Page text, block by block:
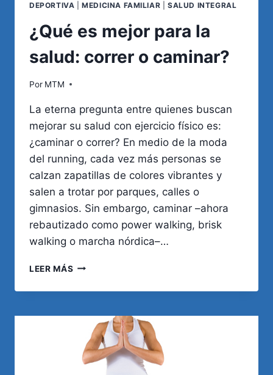
DEPORTIVA |MEDICINA FAMILIAR |SALUD INTEGRAL
¿Qué es mejor para la
salud: correr o caminar?
Por MTM
La eterna pregunta entre quienes buscan
mejorar su salud con ejercicio físico es:
¿caminar o correr? En medio de la moda
del running, cada vez más personas se
calzan zapatillas de colores vibrantes y
salen a trotar por parques, calles o
gimnasios. Sin embargo, caminar –ahora
rebautizado como power walking, brisk
walking o marcha nórdica–…
LEER MÁS ¿QUÉ
MEJOR
LA
SALUD:
CORRER
CAMINAR?